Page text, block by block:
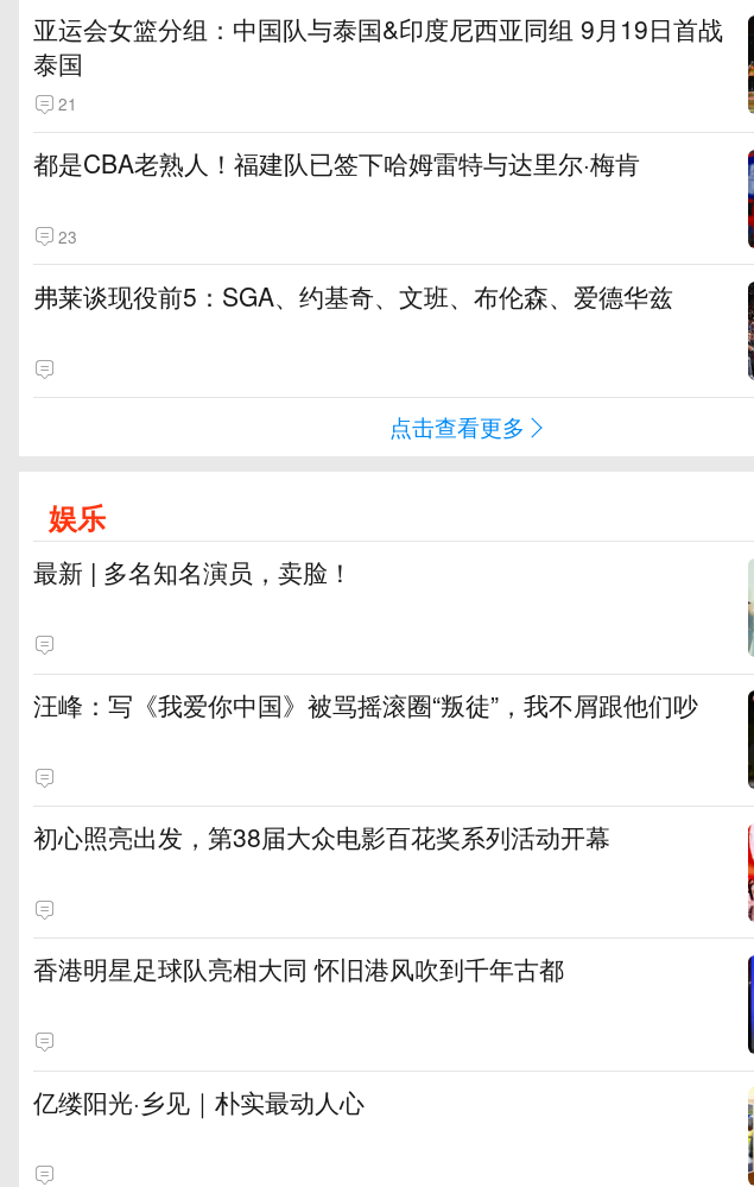
亚运会女篮分组：中国队与泰国&印度尼西亚同组 9月19日首战
泰国
21
都是CBA老熟人！福建队已签下哈姆雷特与达里尔·梅肯
23
弗莱谈现役前5：SGA、约基奇、文班、布伦森、爱德华兹
点击查看更多
娱乐
最新 | 多名知名演员，卖脸！
汪峰：写《我爱你中国》被骂摇滚圈“叛徒”，我不屑跟他们吵
初心照亮出发，第38届大众电影百花奖系列活动开幕
香港明星足球队亮相大同 怀旧港风吹到千年古都
亿缕阳光·乡见｜朴实最动人心